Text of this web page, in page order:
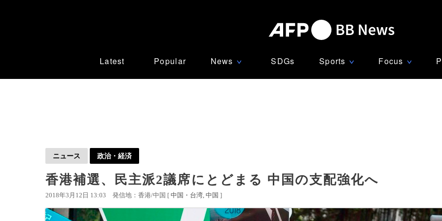
Latest Popular News ∨ SDGs Sports ∨ Focus ∨
ニュース 政治・経済
香港補選、民主派2議席にとどまる 中国の支配強化へ
2018年3月12日 13:03 発信地：香港/中国 [ 中国・台湾 中国 ]